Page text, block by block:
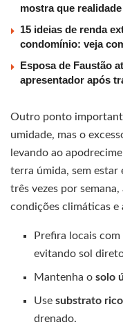
mostra que
15 ideias de renda
condomínio: veja
Esposa de Faustão
apresentador após
Outro ponto
umidade, mas o
levando ao
terra úmida, sem estar
três vezes por
condições climáticas e
Prefira locais com
evitando sol
Mantenha osolo
Usesubstrato
drenado.